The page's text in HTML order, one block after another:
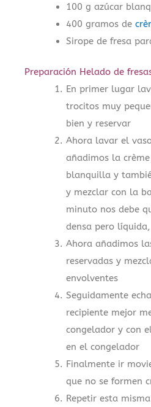
100 g azúcar
400 gramos de
Sirope de fresa
Preparación Helado de
En primer lugar
trocitos muy
bien y reservar
Ahora lavar el
añadimos la
blanquilla y
y mezclar con la
minuto nos debe
densa pero
Ahora añadimos
reservadas y
envolventes
Seguidamente
recipiente mejor
congelador y con
en el congelador
Finalmente ir
que no se formen
Repetir esta